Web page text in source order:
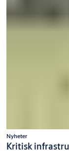
Nyheter
Kritisk